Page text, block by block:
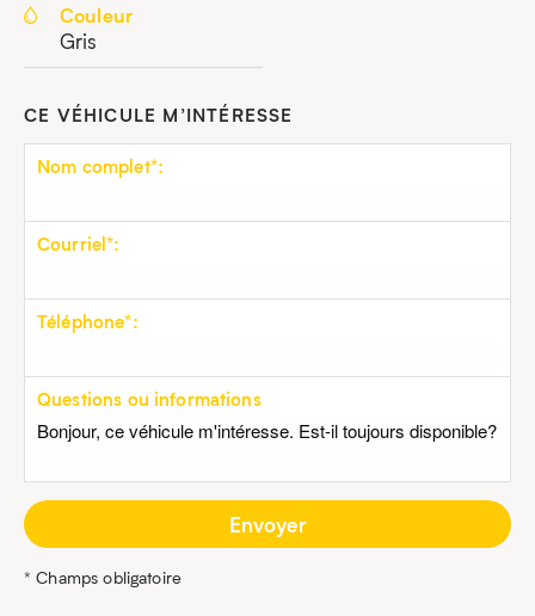
Couleur
Gris
CE VÉHICULE M’INTÉRESSE
Nom complet*:
Courriel*:
Téléphone*:
Questions ou informations
* Champs obligatoire